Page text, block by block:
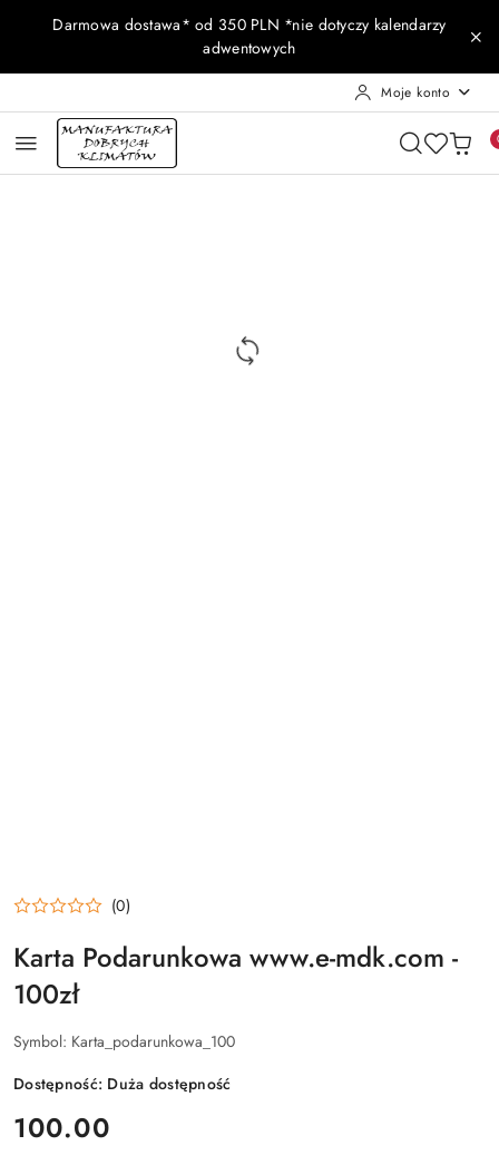
Przejdź do treści głównej
Przejdź do wyszukiwarki
Przejdź do moje konto
Przejdź do menu głównego
Przejdź do opisu produktu
Przejdź do stopki
Darmowa dostawa* od 350 PLN *nie dotyczy kalendarzy
adwentowych
Moje konto
(0)
Karta Podarunkowa www.e-mdk.com -
100zł
Symbol: Karta_podarunkowa_100
Dostępność: Duża dostępność
cena:
100.00